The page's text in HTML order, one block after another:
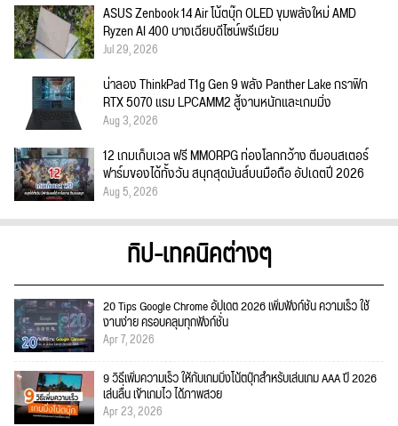
ASUS Zenbook 14 Air โน้ตบุ๊ก OLED ขุมพลังใหม่ AMD
Ryzen AI 400 บางเฉียบดีไซน์พรีเมียม
Jul 29, 2026
น่าลอง ThinkPad T1g Gen 9 พลัง Panther Lake กราฟิก
RTX 5070 แรม LPCAMM2 สู้งานหนักและเกมมิ่ง
Aug 3, 2026
12 เกมเก็บเวล ฟรี MMORPG ท่องโลกกว้าง ตีมอนสเตอร์
ฟาร์มของได้ทั้งวัน สนุกสุดมันส์บนมือถือ อัปเดตปี 2026
Aug 5, 2026
ทิป-เทคนิคต่างๆ
20 Tips Google Chrome อัปเดต 2026 เพิ่มฟังก์ชั่น ความเร็ว ใช้
งานง่าย ครอบคลุมทุกฟังก์ชั่น
Apr 7, 2026
9 วิธีเพิ่มความเร็ว ให้กับเกมมิ่งโน้ตบุ๊กสำหรับเล่นเกม AAA ปี 2026
เล่นลื่น เข้าเกมไว ได้ภาพสวย
Apr 23, 2026